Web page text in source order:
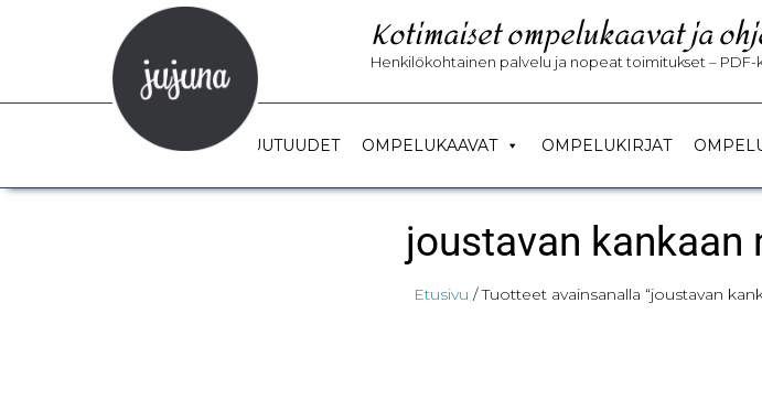
Kotimaiset ompelukaavat ja
Henkilökohtainen palvelu ja nopeat toimitukset – PDF-
UUTUUDET OMPELUKAAVAT OMPELUKIRJAT
joustavan kankaan
Etusivu / Tuotteet avainsanalla “joustavan